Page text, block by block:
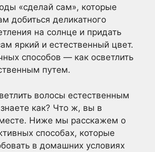
«сделай сам», которые
добиться деликатного
на солнце и придать
яркий и естественный цвет.
способов — как осветлить
путем.
волосы естественным
как? Что ж, вы в
Ниже мы расскажем о
способах, которые
в домашних условиях